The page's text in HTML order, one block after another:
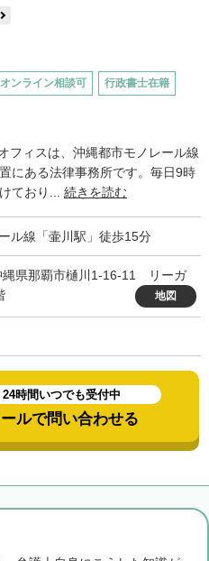
オンライン相談可 行政書士在籍
フィスは、沖縄都市モノレール線
にある法律事務所です。毎日9時
ており... 続きを読む
ル線「壷川駅」徒歩15分
県那覇市樋川1-16-11 リーガ
地図
24時間いつでも受付中
ルで問い合わせる